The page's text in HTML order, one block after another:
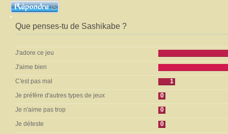
Répondre
Que penses-tu de Sashikabe ?
J'adore ce jeu
J'aime bien
C'est pas mal
1
Je préfère d'autres types de jeux
0
Je n'aime pas trop
0
Je déteste
0